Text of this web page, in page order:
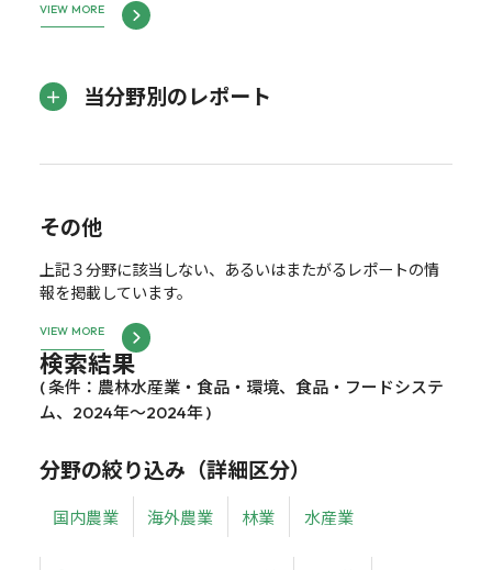
VIEW MORE
当分野別のレポート
その他
上記３分野に該当しない、あるいはまたがるレポートの情
報を掲載しています。
VIEW MORE
検索結果
( 条件：農林水産業・食品・環境、食品・フードシステ
ム、2024年～2024年 )
分野の絞り込み（詳細区分）
国内農業 海外農業 林業 水産業